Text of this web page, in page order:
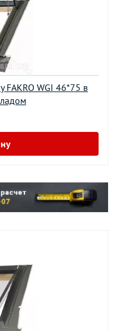
WGI 46*75 в